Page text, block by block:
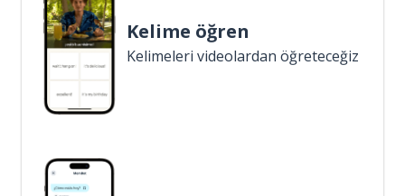
Kelime öğren
Kelimeleri videolardan öğreteceğiz